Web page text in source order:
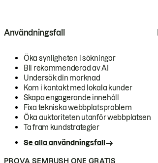
Användningsfall
Öka synligheten i sökningar
Bli rekommenderad av AI
Undersök din marknad
Kom i kontakt med lokala kunder
Skapa engagerande innehåll
Fixa tekniska webbplatsproblem
Öka auktoriteten utanför webbplatsen
Ta fram kundstrategier
Se alla användningsfall
PROVA SEMRUSH ONE GRATIS